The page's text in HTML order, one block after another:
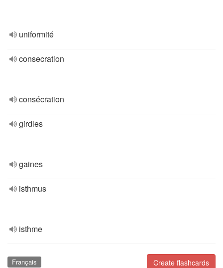
uniformité
consecration
consécration
girdles
gaines
isthmus
isthme
Create flashcards
Français